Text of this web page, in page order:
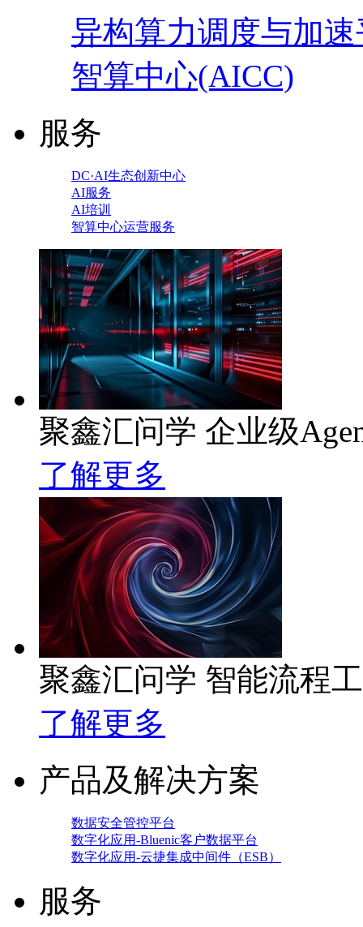
异构算力调度与加
智算中心(AICC)
服务
DC·AI生态创新中心
AI服务
AI培训
智算中心运营服务
聚鑫汇问学 企业级
了解更多
聚鑫汇问学 智能流程
了解更多
产品及解决方案
数据安全管控平台
数字化应用-Bluenic客户数据平台
数字化应用-云捷集成中间件（ESB）
服务